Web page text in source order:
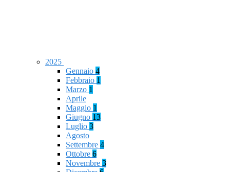
2025
Gennaio 4
Febbraio 1
Marzo 1
Aprile
Maggio 1
Giugno 13
Luglio 3
Agosto
Settembre 4
Ottobre 6
Novembre 3